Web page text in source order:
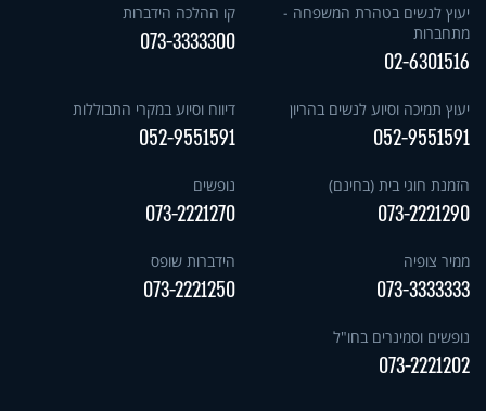
יעוץ לנשים בטהרת המשפחה -
מתחברות
02-6301516
קו ההלכה הידברות
073-3333300
יעוץ תמיכה וסיוע לנשים בהריון
052-9551591
דיווח וסיוע במקרי התבוללות
052-9551591
הזמנת חוגי בית (בחינם)
073-2221290
נופשים
073-2221270
ממיר צופיה
073-3333333
הידברות שופס
073-2221250
נופשים וסמינרים בחו"ל
073-2221202